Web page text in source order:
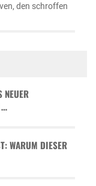
den schroffen
NEUER
…
WARUM DIESER